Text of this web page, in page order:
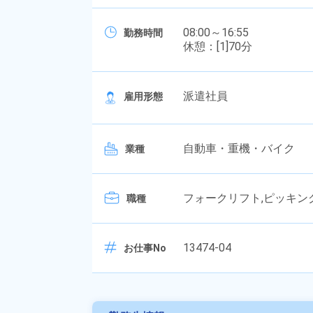
勤務時間
08:00～16:55
休憩：[1]70分
雇用形態 派遣社員
業種 自動車・重機・バイク
職種 フォークリフト,ピッキン
お仕事No 13474-04